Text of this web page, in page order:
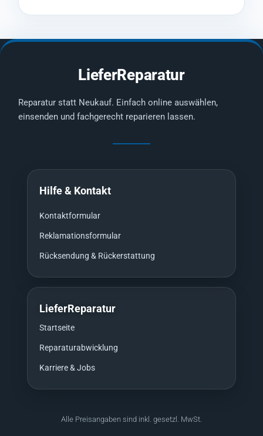
LieferReparatur
Reparatur statt Neukauf. Einfach online auswählen,
einsenden und fachgerecht reparieren lassen.
Hilfe & Kontakt
Kontaktformular
Reklamationsformular
Rücksendung & Rückerstattung
LieferReparatur
Startseite
Reparaturabwicklung
Karriere & Jobs
Alle Preisangaben sind inkl. gesetzl. MwSt.